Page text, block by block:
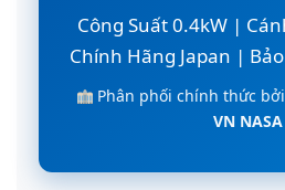
Công Suất 0.4kW |
Chính Hãng Japan |
Phân phối chính thức
VN NASA